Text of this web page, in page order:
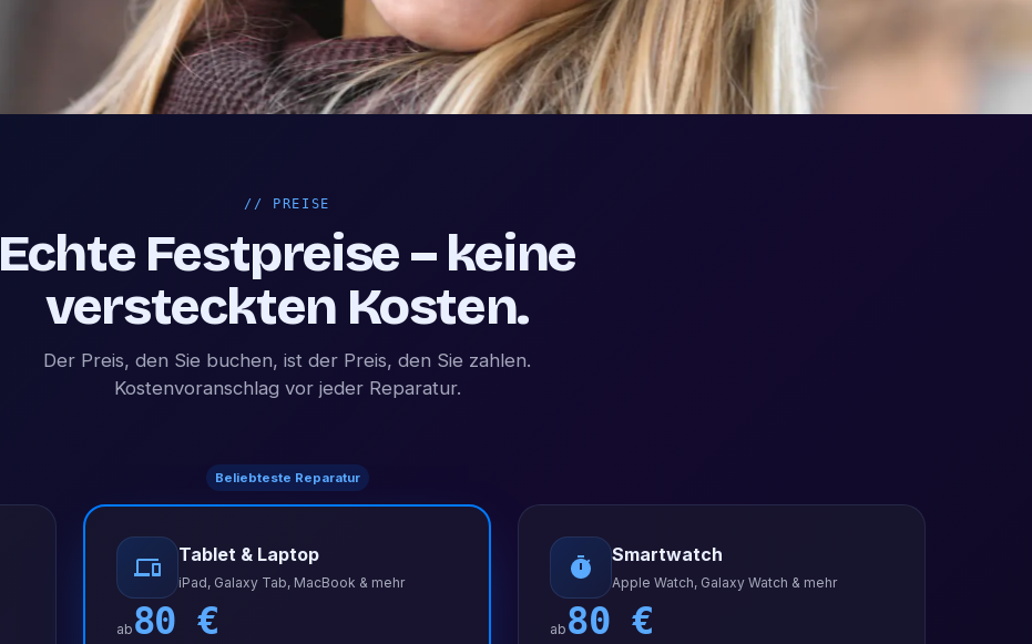
// PREISE
Echte Festpreise – keine
versteckten Kosten.
Der Preis, den Sie buchen, ist der Preis, den Sie zahlen.
Kostenvoranschlag vor jeder Reparatur.
Beliebteste Reparatur
Tablet & Laptop
iPad, Galaxy Tab, MacBook & mehr
ab 80 €
Smartwatch
Apple Watch, Galaxy Watch & mehr
ab 80 €